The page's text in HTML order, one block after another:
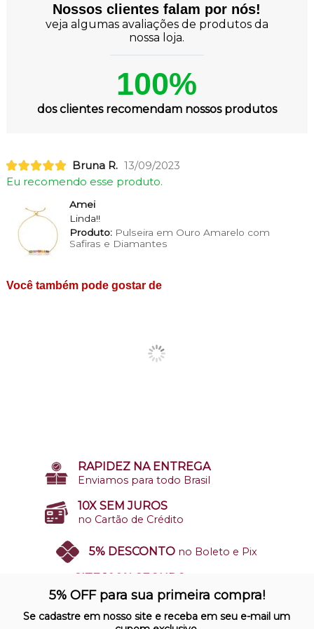
Nossos clientes falam por nós!
veja algumas avaliações de produtos da
nossa loja.
100%
dos clientes recomendam nossos produtos
Bruna R. 13/09/2023
Eu recomendo esse produto.
Amei
Linda!!
Produto:Pulseira em Ouro Amarelo com
Safiras e Diamantes
Você também pode gostar de
RAPIDEZ NA ENTREGA
Enviamos para todo Brasil
10X SEM JUROS
no Cartão de Crédito
5% DESCONTO no Boleto e Pix
SITE 100% SEGURO
Nosso site opera em ambiente
protegido
5% OFF para sua primeira compra!
Se cadastre em nosso site e receba em seu e-mail um